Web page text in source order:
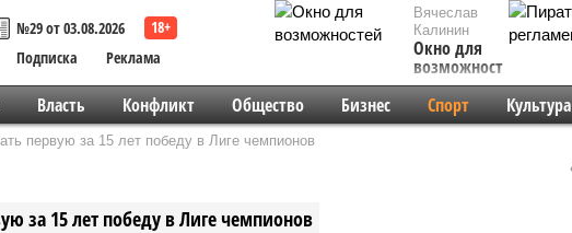
№29 от 03.08.2026
Подписка
Реклама
Вячеслав
Калинин
Окно для
возможностей
Власть Конфликт Общество Бизнес Спорт Культура
первую за 15 лет победу в Лиге чемпионов
за 15 лет победу в Лиге чемпионов